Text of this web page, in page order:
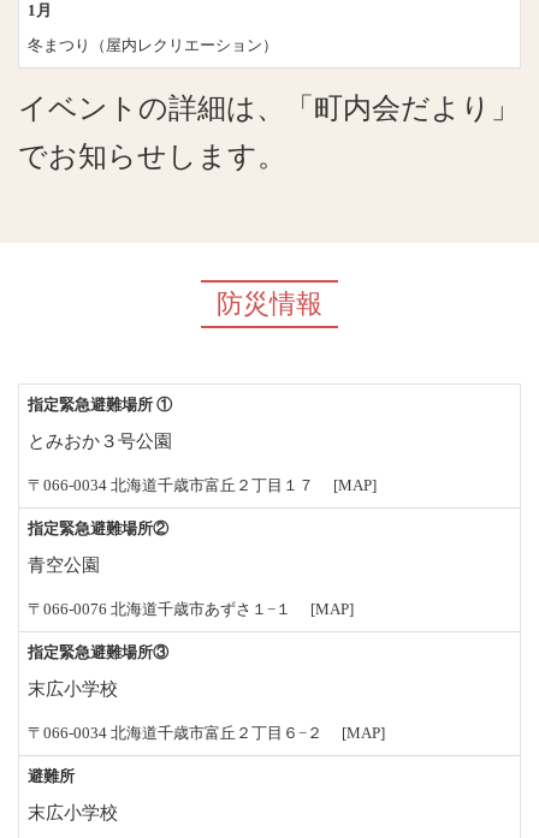
1月
冬まつり（屋内レクリエーション）
イベントの詳細は、「町内会だより」
でお知らせします。
防災情報
指定緊急避難場所 ①
とみおか３号公園
〒066-0034 北海道千歳市富丘２丁目１７ [MAP]
指定緊急避難場所②
青空公園
〒066-0076 北海道千歳市あずさ１−１ [MAP]
指定緊急避難場所③
末広小学校
〒066-0034 北海道千歳市富丘２丁目６−２ [MAP]
避難所
末広小学校